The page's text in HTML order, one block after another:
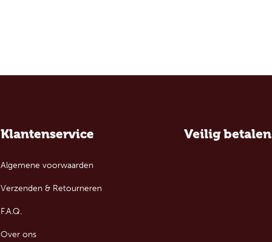
Klantenservice
Algemene voorwaarden
Verzenden & Retourneren
F.A.Q.
Over ons
Veilig betalen